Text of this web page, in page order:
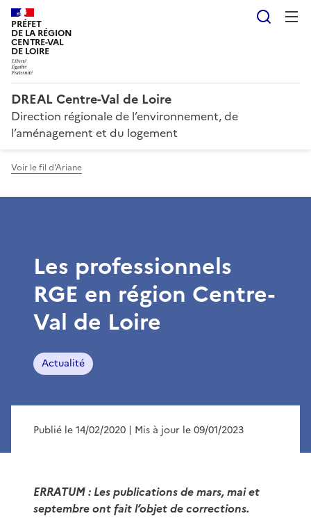
PRÉFET
DE LA RÉGION
CENTRE-VAL
DE LOIRE
DREAL Centre-Val de Loire
Direction régionale de l’environnement, de
l’aménagement et du logement
Voir le fil d'Ariane
Les professionnels
RGE en région Centre-
Val de Loire
Actualité
Publié le 14/02/2020 | Mis à jour le 09/01/2023
ERRATUM : Les publications de mars, mai et
septembre ont fait l’objet de corrections.